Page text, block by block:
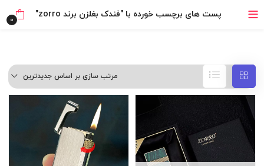
خرید قسطی با ترب‌پی
پست های برچسب خورده با "فندک بغلزن برند zorro" 0
مرتب سازی بر اساس جدیدترین